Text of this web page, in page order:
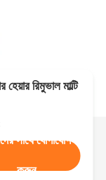
রিমুভাল মাল্টি
সাথে যোগাযোগ
করুন